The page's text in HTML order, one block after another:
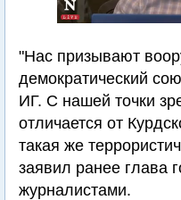
"Нас призывают
демократический
ИГ. С нашей точки
отличается от
такая же
заявил ранее глава
журналистами.